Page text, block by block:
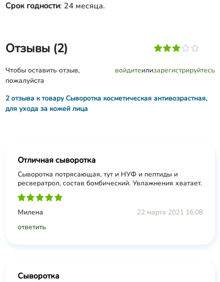
Срок годности: 24 месяца.
Отзывы (2)
Чтобы оставить отзыв,
пожалуйста
войдитеилизарегистрируйтесь
2 отзыва к товару Сыворотка косметическая антивозрастная,
для ухода за кожей лица
Отличная сыворотка
Сыворотка потрясающая, тут и НУФ и пептиды и
ресвератрол, состав бомбический. Увлажнения хватает.
Милена
22 марта 2021 16:08
ответить
Сыворотка